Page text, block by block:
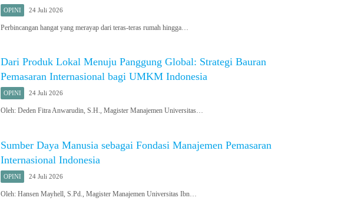
OPINI 24 Juli 2026
Perbincangan hangat yang merayap dari teras-teras rumah hingga…
Dari Produk Lokal Menuju Panggung Global: Strategi Bauran
Pemasaran Internasional bagi UMKM Indonesia
OPINI 24 Juli 2026
Oleh: Deden Fitra Anwarudin, S.H., Magister Manajemen Universitas…
Sumber Daya Manusia sebagai Fondasi Manajemen Pemasaran
Internasional Indonesia
OPINI 24 Juli 2026
Oleh: Hansen Mayhell, S.Pd., Magister Manajemen Universitas Ibn…